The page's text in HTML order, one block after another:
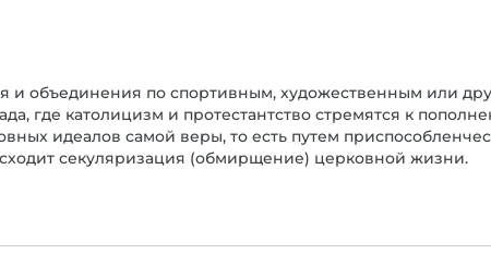
объединения по спортивным, художественным или
где католицизм и протестантство стремятся к
идеалов самой веры, то есть путем
секуляризация (обмирщение) церковной жизни.